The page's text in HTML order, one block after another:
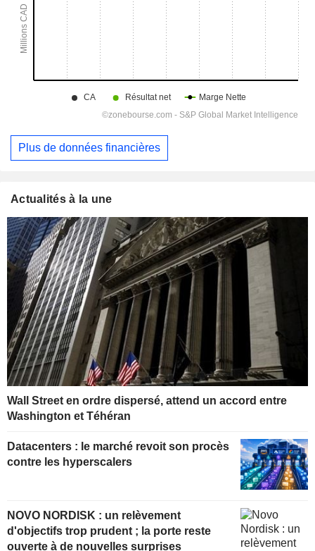
Plus de données financières
Actualités à la une
Wall Street en ordre dispersé, attend un accord entre
Washington et Téhéran
Datacenters : le marché revoit son procès
contre les hyperscalers
NOVO NORDISK : un relèvement
d'objectifs trop prudent ; la porte reste
ouverte à de nouvelles surprises